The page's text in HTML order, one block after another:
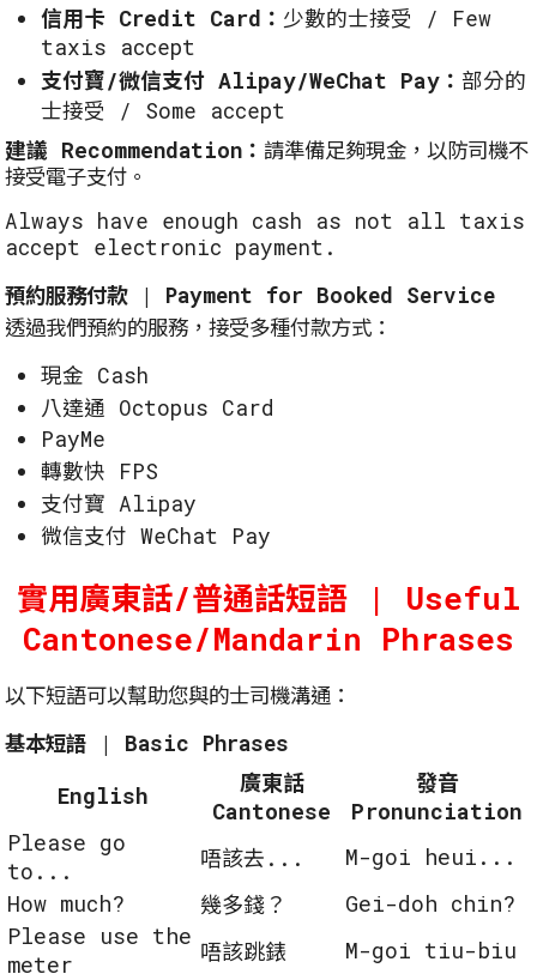
信用卡 Credit Card： 少數的士接受 / Few
taxis accept
支付寶/微信支付 Alipay/WeChat Pay： 部分的
士接受 / Some accept
建議 Recommendation： 請準備足夠現金，以防司機不
接受電子支付。
Always have enough cash as not all taxis
accept electronic payment.
預約服務付款 | Payment for Booked Service
透過我們預約的服務，接受多種付款方式：
現金 Cash
八達通 Octopus Card
PayMe
轉數快 FPS
支付寶 Alipay
微信支付 WeChat Pay
實用廣東話/普通話短語 | Useful
Cantonese/Mandarin Phrases
以下短語可以幫助您與的士司機溝通：
基本短語 | Basic Phrases
English
廣東話
Cantonese
發音
Pronunciation
Please go
to...
唔該去...
M-goi heui...
How much?
幾多錢？
Gei-doh chin?
Please use the
meter
唔該跳錶
M-goi tiu-biu